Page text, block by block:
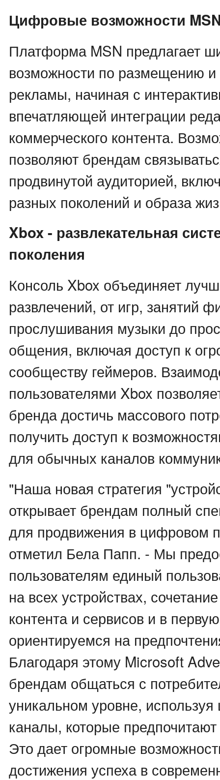
Цифровые возможности
Платформа MSN предлагает
возможности по размещению и
рекламы, начиная с
впечатляющей интеграции
коммерческого контента.
позволяют брендам
продвинутой аудиторией,
разных поколений и образа
Xbox - развлекательная
поколения
Консоль Xbox объединяет
развлечений, от игр, занятий
прослушивания музыки до
общения, включая доступ к
сообществу геймеров.
пользователями Xbox
бренда достичь массового
получить доступ к
для обычных каналов
"Наша новая стратегия
открывает брендам полный
для продвижения в цифровом
отметил Бела Папп. - Мы
пользователям единый
на всех устройствах,
контента и сервисов и в
ориентируемся на
Благодаря этому Microsoft
брендам общаться с
уникальном уровне,
каналы, которые
Это дает огромные
достижения успеха в